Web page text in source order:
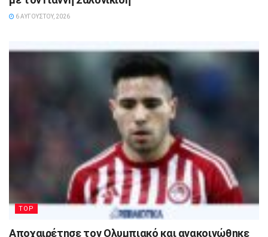
6 ΑΥΓΟΎΣΤΟΥ, 2026
TOP
Αποχαιρέτησε τον Ολυμπιακό και ανακοινώθηκε